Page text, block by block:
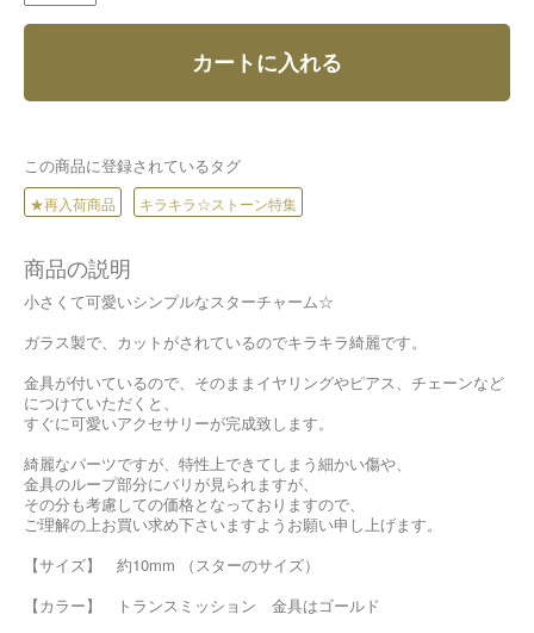
カートに入れる
この商品に登録されているタグ
★再入荷商品 キラキラ☆ストーン特集
商品の説明
小さくて可愛いシンプルなスターチャーム☆
ガラス製で、カットがされているのでキラキラ綺麗です。
金具が付いているので、そのままイヤリングやピアス、チェーンなど
につけていただくと、
すぐに可愛いアクセサリーが完成致します。
綺麗なパーツですが、特性上できてしまう細かい傷や、
金具のループ部分にバリが見られますが、
その分も考慮しての価格となっておりますので、
ご理解の上お買い求め下さいますようお願い申し上げます。
【サイズ】 約10mm （スターのサイズ）
【カラー】 トランスミッション 金具はゴールド